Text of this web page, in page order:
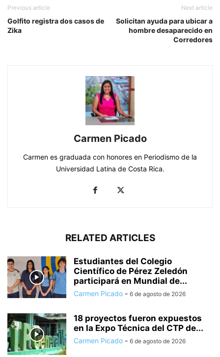
Previous article
Golfito registra dos casos de
Zika
Next article
Solicitan ayuda para ubicar a
hombre desaparecido en
Corredores
Carmen Picado
Carmen es graduada con honores en Periodismo de la
Universidad Latina de Costa Rica.
RELATED ARTICLES
Estudiantes del Colegio
Científico de Pérez Zeledón
participará en Mundial de...
Carmen Picado - 6 de agosto de 2026
18 proyectos fueron expuestos
en la Expo Técnica del CTP de...
Carmen Picado - 6 de agosto de 2026